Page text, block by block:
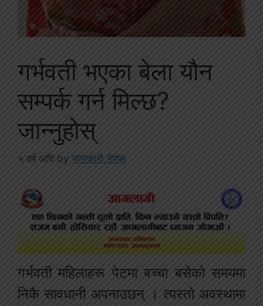
गर्भवती भएका बेला याैन
सम्पर्क गर्न मिल्छ?
जान्नुह‍ोस्
५ वर्ष अघि by जानकारी नेपाल
गर्भवती महिलाहरू पेटमा बच्चा बसेको समयमा
निकै सावधानी अपनाउछन् । त्यस्तो अवस्थामा